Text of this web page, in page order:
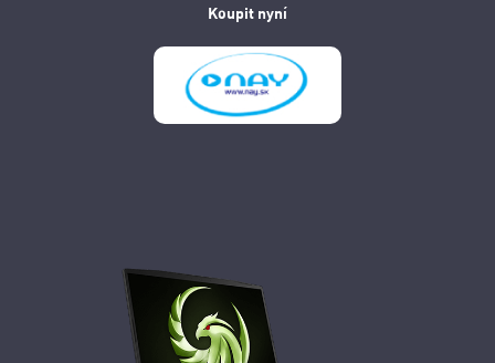
Koupit nyní